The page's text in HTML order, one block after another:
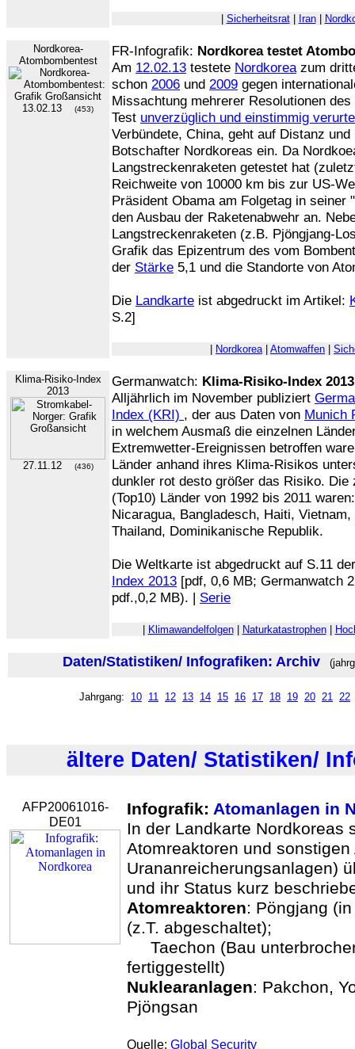
Sicherheitsrat| Iran|
Nordkorea-
Atombombentest
13.02.13 (453)
FR-Infografik: Nordkorea testet
Am 12.02.13 testete Nordkoreazum
schon 2006 und 2009 gegen
Missachtung mehrerer Resolutionen des
Test unverzüglich und einstimmig
Verbündete, China, geht auf Distanz
Botschafter Nordkoreas ein. Da
Langstreckenraketen getestet hat
Reichweite von 10000 km bis zur US-
Präsident Obama am Folgetag in seiner "
den Ausbau der Raketenabwehr an.
Langstreckenraketen (z.B. Pjöngjang-
Grafik das Epizentrum des vom
der Stärke 5,1 und die Standorte von
Die Landkarte ist abgedruckt im Artikel:
S.2]
Nordkorea| Atomwaffen
Klima-Risiko-Index
2013
27.11.12 (436)
Germanwatch: Klima-Risiko-Index 2013
Alljährlich im November publiziert
Index (KRI) , der aus Daten von Munich
in welchem Ausmaß die einzelnen
Extremwetter-Ereignissen betroffen
Länder anhand ihres Klima-Risikos
dunkler rot desto größer das Risiko. Die
(Top10) Länder von 1992 bis 2011
Nicaragua, Bangladesch, Haiti,
Thailand, Dominikanische Republik.
Die Weltkarte ist abgedruckt auf S.11
Index 2013 [pdf, 0,6 MB; Germanwatch
pdf.,0,2 MB). | Serie
Klimawandelfolgen| Naturkatastrophen|
Daten/Statistiken/ Infografiken: Archiv
Jahrgang: 10 11 12 13 14 15 16 17 18 19 20 21 22
ältere Daten/ Statistiken/
AFP20061016-
DE01
Infografik: Atomanlagen in
In der Landkarte Nordkoreas
Atomreaktoren und
Urananreicherungsanlagen)
und ihr Status kurz
Atomreaktoren: Pöngjang
(z.T. abgeschaltet);
Taechon (Bau
fertiggestellt)
Nuklearanlagen: Pakchon,
Pjöngsan
Quelle: Global Security